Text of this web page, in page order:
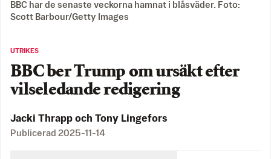
BBC har de senaste veckorna hamnat i blåsväder. Foto:
Scott Barbour/Getty Images
UTRIKES
BBC ber Trump om ursäkt efter
vilseledande redigering
Jacki Thrapp och Tony Lingefors
Publicerad 2025-11-14